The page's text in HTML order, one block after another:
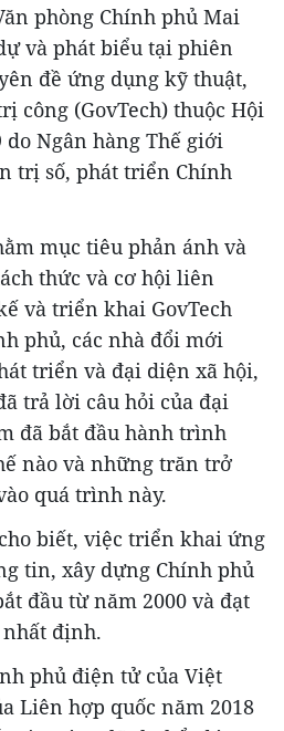
phòng Chính phủ Mai
và phát biểu tại phiên
đề ứng dụng kỹ thuật,
công (GovTech) thuộc Hội
Ngân hàng Thế giới
trị số, phát triển Chính
mục tiêu phản ánh và
thức và cơ hội liên
và triển khai GovTech
phủ, các nhà đổi mới
triển và đại diện xã hội,
trả lời câu hỏi của đại
đã bắt đầu hành trình
nào và những trăn trở
quá trình này.
biết, việc triển khai ứng
tin, xây dựng Chính phủ
đầu từ năm 2000 và đạt
định.
phủ điện tử của Việt
Liên hợp quốc năm 2018